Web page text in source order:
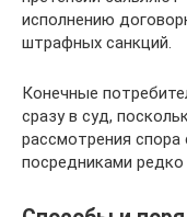
исполнению
штрафных санкций.
Конечные
сразу в суд,
рассмотрения спора
посредниками